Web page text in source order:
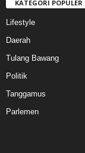
KATEGORI POPULER
Lifestyle
Daerah
Tulang Bawang
Politik
Tanggamus
Parlemen